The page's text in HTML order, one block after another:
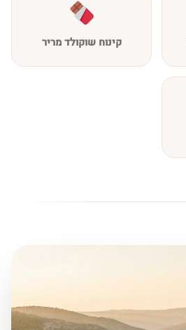
קינוח שוקולד מריר